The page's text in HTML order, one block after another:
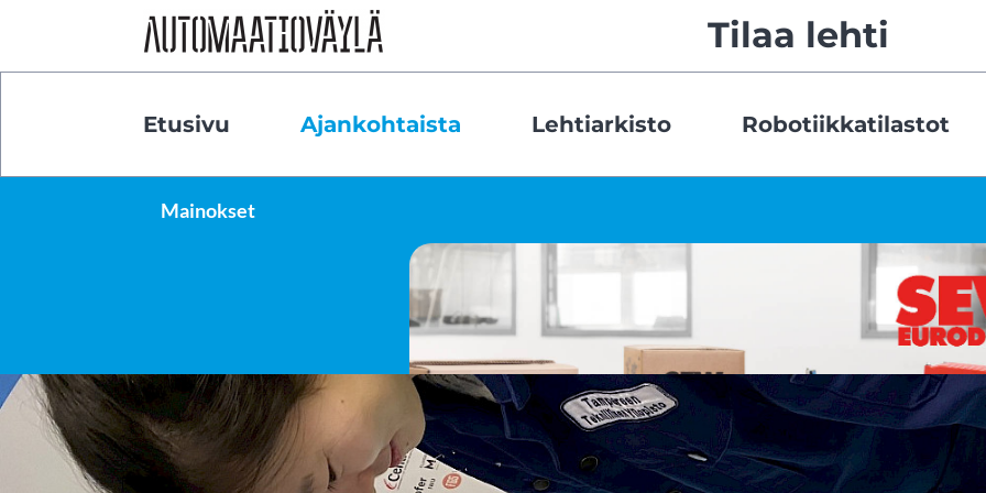
Siirry sivun sisältöön Tilaa lehti
Etusivu Ajankohtaista Lehtiarkisto Robotiikkatilastot
Mainokset
FAULHABER GROUP